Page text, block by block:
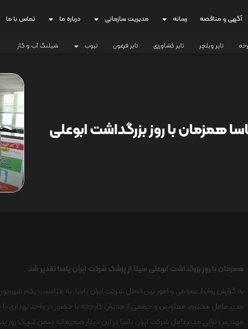
آگهی و مناقصه رسانه مدیریت سازمانی درباره ما تماس با ما
تایر ویلچر تایر کشاورزی تایر فرغون تیوب شیلنگ آب و گاز
همزمان با روز بزرگداشت ابوعلی
همزمان با روز بزرگداشت ابوعلی سینا از پزشک شرکت ایران یاسا تقدیر شد
به گزارش روابط عمومی و امور بین الملل شرکت ایران یاسا، به مناسبت یکم
مدیر عامل محترم، معاونین و جمعی از مدیران کارخانه با حضور در واحد بهداری
مهندس ترابی مدیرعامل شرکت ایران یاسا در این دیدار صمیمانه ضمن تبریک